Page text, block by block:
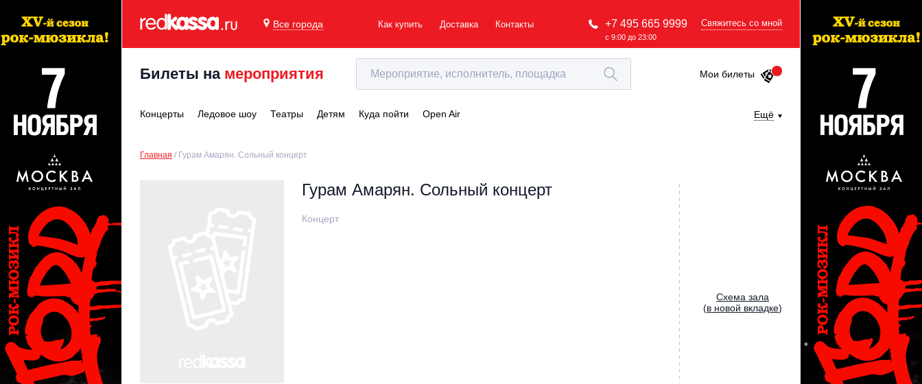
Все города Как купить Доставка Контакты +7 495 665 9999
с 9:00 до 23:00
Свяжитесь со мной
Билеты на мероприятия Мои билеты
Концерты Ледовое шоу Театры Детям Куда пойти Open Air Ещё
Главная Гурам Амарян. Сольный концерт
Гурам Амарян. Сольный концерт
Концерт
Cхема зала
(в новой вкладке)